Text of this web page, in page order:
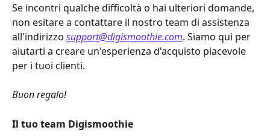
Se incontri qualche difficoltà o hai ulteriori domande,
non esitare a contattare il nostro team di assistenza
all'indirizzo support@digismoothie.com. Siamo qui per
aiutarti a creare un'esperienza d'acquisto piacevole
per i tuoi clienti.
Buon regalo!
Il tuo team Digismoothie